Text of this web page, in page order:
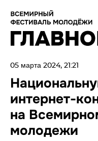
05 марта 2024, 21:21
интернет-
на
молодежи